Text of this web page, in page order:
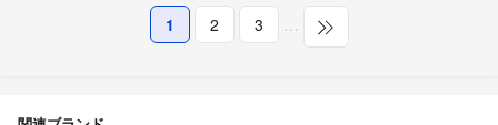
1 2 3 …